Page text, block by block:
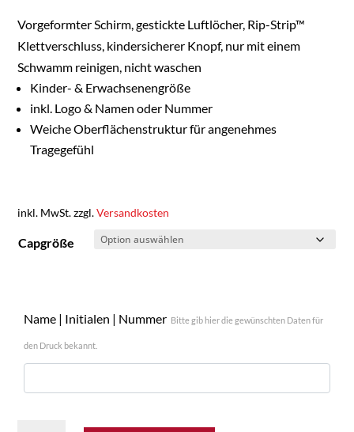
Vorgeformter Schirm, gestickte Luftlöcher, Rip-Strip™
Klettverschluss, kindersicherer Knopf, nur mit einem
Schwamm reinigen, nicht waschen
Kinder- & Erwachsenengröße
inkl. Logo & Namen oder Nummer
Weiche Oberflächenstruktur für angenehmes
Tragegefühl
inkl. MwSt.zzgl.Versandkosten
Capgröße
Name | Initialen | Nummer Bitte gib hier die gewünschten Daten für
den Druck bekannt.